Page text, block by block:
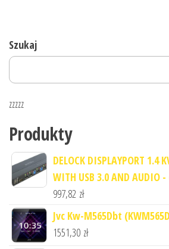
Szukaj
zzzzz
Produkty
DELOCK DISPLAYPORT 1.4
WITH USB 3.0 AND AUDIO
997,82 zł
Jvc Kw-M565Dbt
1551,30 zł